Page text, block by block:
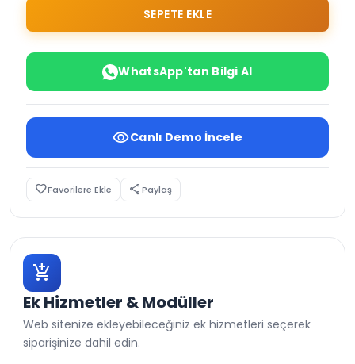
SEPETE EKLE
WhatsApp'tan Bilgi Al
visibilityCanlı Demo İncele
favorite_borderFavorilere Ekle sharePaylaş
add_shopping_cart
Ek Hizmetler & Modüller
Web sitenize ekleyebileceğiniz ek hizmetleri seçerek
siparişinize dahil edin.